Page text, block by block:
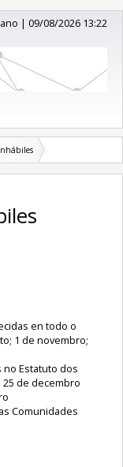
|09/08/2026 13:22
en todo o
1 de novembro;
no Estatuto dos
de decembro
Comunidades